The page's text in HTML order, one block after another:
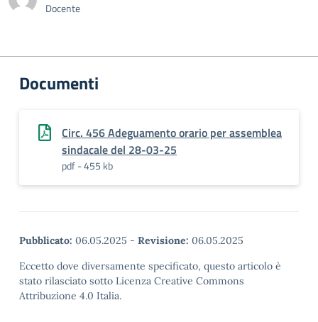
Docente
Documenti
Circ. 456 Adeguamento orario per assemblea
sindacale del 28-03-25
pdf - 455 kb
Pubblicato: 06.05.2025 - Revisione: 06.05.2025
Eccetto dove diversamente specificato, questo articolo è
stato rilasciato sotto Licenza Creative Commons
Attribuzione 4.0 Italia.